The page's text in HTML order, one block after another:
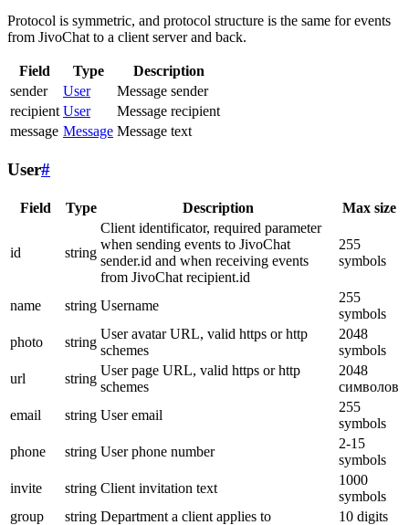
Protocol is symmetric, and protocol structure is the same for events
from JivoChat to a client server and back.
Field Type
Description
sender
User
Message sender
recipient User
Message recipient
message Message Message text
User#
Field Type Description Max size
id string
Client identificator, required parameter
when sending events to JivoChat
sender.id and when receiving events
from JivoChat recipient.id
255
symbols
name string Username
255
symbols
photo
string
User avatar URL, valid https or http
schemes
2048
symbols
url
string
User page URL, valid https or http
schemes
2048
символов
email
string User email
255
symbols
phone
string User phone number
2-15
symbols
invite
string Client invitation text
1000
symbols
group
string Department a client applies to
10 digits